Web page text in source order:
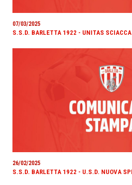
07/03/2025
S.S.D. BARLETTA 1922 - UNITAS
26/02/2025
S.S.D. BARLETTA 1922 - U.S.D. NUOVA